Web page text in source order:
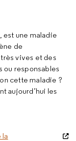
est une maladie
de
vives et des
responsables
cette maladie ?
aujourd’hui les